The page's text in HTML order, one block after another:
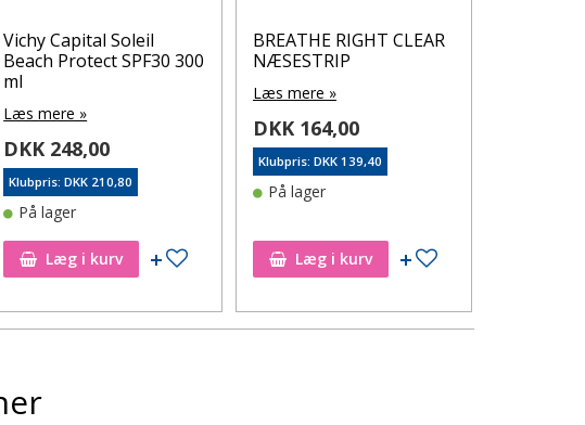
Vichy Capital Soleil
Beach Protect SPF30 300
ml
Læs mere »
DKK 248,00
Klubpris: DKK 210,80
På lager
Læg i kurv Tilføj til ønskeseddel
BREATHE RIGHT CLEAR
NÆSESTRIP
Læs mere »
DKK 164,00
Klubpris: DKK 139,40
På lager
Læg i kurv Tilføj til ønskeseddel